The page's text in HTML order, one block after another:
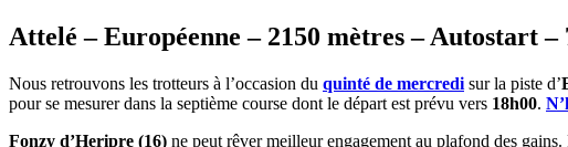
Attelé – Européenne – 2150 mètres – Autostart –
Nous retrouvons les trotteurs à l’occasion du quinté de mercredi sur la piste d’
pour se mesurer dans la septième course dont le départ est prévu vers 18h00.
Fonzy d’Heripre (16) ne peut rêver meilleur engagement au plafond des